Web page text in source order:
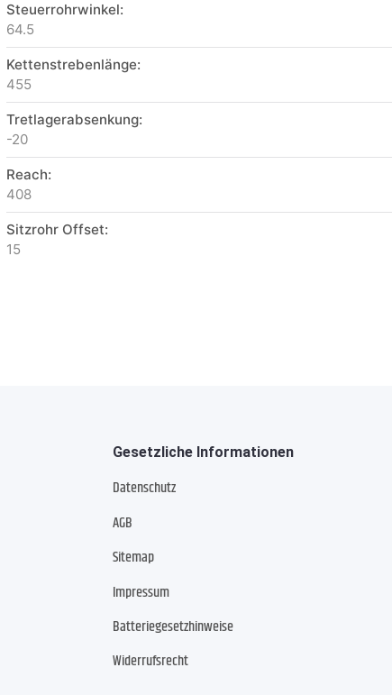
Steuerrohrwinkel:
64.5
Kettenstrebenlänge:
455
Tretlagerabsenkung:
-20
Reach:
408
Sitzrohr Offset:
15
Gesetzliche Informationen
Datenschutz
AGB
Sitemap
Impressum
Batteriegesetzhinweise
Widerrufsrecht